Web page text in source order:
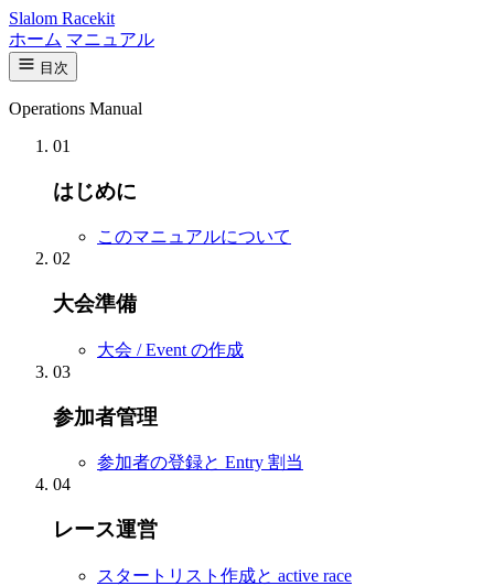
Slalom Racekit
ホーム マニュアル
目次
Operations Manual
01
はじめに
このマニュアルについて
02
大会準備
大会 / Event の作成
03
参加者管理
参加者の登録と Entry 割当
04
レース運営
スタートリスト作成と active race